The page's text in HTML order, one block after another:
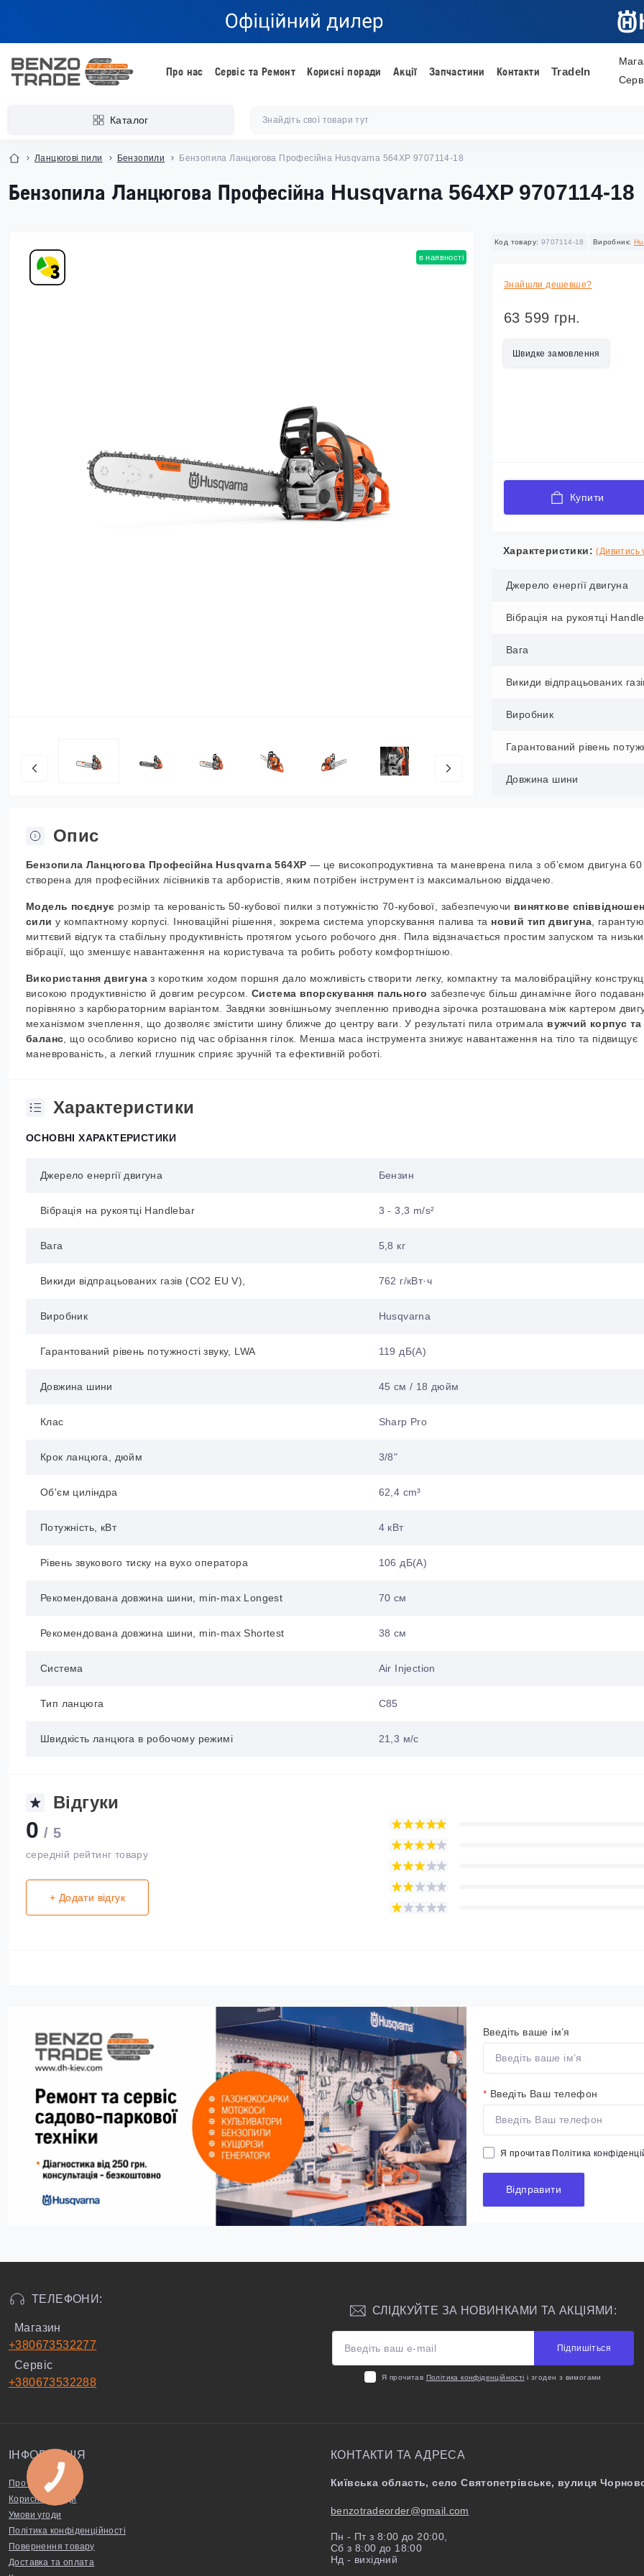
Про нас Сервіс та Ремонт Корисні поради Акції Запчастини Контакти TradeIn
Каталог
Ланцюгові пили Бензопили Бензопила Ланцюгова Професійна Husqvarna 564XP 9707114-18
Бензопила Ланцюгова Професійна Husqvarna 564XP 9707114-18
в наявності
Код товару: 9707114-18 Виробник:
Знайшли дешевше?
63 599 грн.
Швидке замовлення
Купити
Характеристики: (Дивитись
Джерело енергії двигуна
Вібрація на рукоятці
Вага
Викиди відпрацьованих
Виробник
Гарантований рівень
Довжина шини
Опис
Бензопила Ланцюгова Професійна Husqvarna 564XP — це високопродуктивна та маневрена пила з об’ємом двигуна 60
створена для професійних лісівників та арбористів, яким потрібен інструмент із максимальною віддачею.
Модель поєднує розмір та керованість 50-кубової пилки з потужністю 70-кубової, забезпечуючи виняткове
сили у компактному корпусі. Інноваційні рішення, зокрема система упорскування палива та новий тип двигуна ,
миттєвий відгукта стабільну продуктивність протягом усього робочого дня. Пила відзначається простим запускомта
вібрації, що зменшує навантаження на користувача та робить роботу комфортнішою.
Використання двигуна з коротким ходом поршня дало можливість створити легку, компактну та маловібраційну
високою продуктивністю й довгим ресурсом. Система впорскування пального забезпечує більш динамічне його
порівняно з карбюраторним варіантом. Завдяки зовнішньому зчепленню приводна зірочка розташована між картером
механізмом зчеплення, що дозволяє змістити шину ближче до центру ваги. У результаті пила отримала вужчий корпус та
баланс , що особливо корисно під час обрізання гілок. Менша маса інструмента знижує навантаження на тіло та підвищує
маневрованість, а легкий глушник сприяє зручній та ефективній роботі.
Характеристики
ОСНОВНІ ХАРАКТЕРИСТИКИ
Джерело енергії двигуна Бензин
Вібрація на рукоятці Handlebar 3 - 3,3 m/s²
Вага 5,8 кг
Викиди відпрацьованих газів (CO2 EU V), 762 г/кВт·ч
Виробник Husqvarna
Гарантований рівень потужності звуку, LWA 119 дБ(А)
Довжина шини 45 см / 18 дюйм
Клас Sharp Pro
Крок ланцюга, дюйм 3/8"
Об'єм циліндра 62,4 cm³
Потужність, кВт 4 кВт
Рівень звукового тиску на вухо оператора 106 дБ(А)
Рекомендована довжина шини, min-max Longest 70 см
Рекомендована довжина шини, min-max Shortest 38 см
Система Air Injection
Тип ланцюга C85
Швидкість ланцюга в робочому режимі 21,3 м/с
Відгуки
0 / 5
середній рейтинг товару
+ Додати відгук
Введіть ваше ім’я
* Введіть Ваш телефон
Я прочитав Політика
Відправити
ТЕЛЕФОНИ:
Магазин
+380673532277
Сервіс
+380673532288
СЛІДКУЙТЕ ЗА НОВИНКАМИ ТА АКЦІЯМИ:
Підпишіться
Я прочитав Політика конфіденційності і згоден з вимогами
ІНФОРМАЦІЯ
Про нас
Корисні поради
Умови угоди
Політика конфіденційності
Повернення товару
Доставка та оплата
КОНТАКТИ ТА АДРЕСА
Київська область, село Святопетрівське, вулиця
benzotradeorder@gmail.com
Пн - Пт з 8:00 до 20:00,
Сб з 8:00 до 18:00
Нд - вихідний